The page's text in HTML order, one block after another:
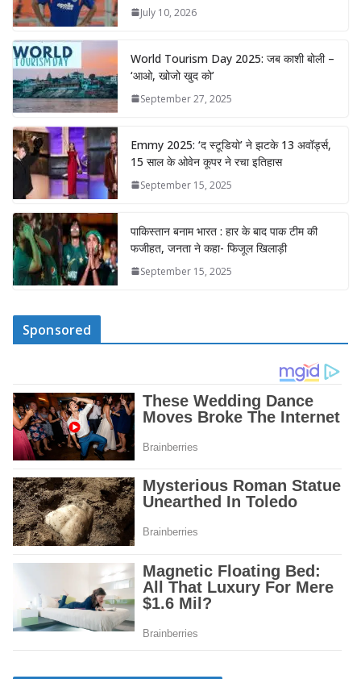
July 10, 2026
World Tourism Day 2025: जब काशी बोली –
‘आओ, खोजो खुद को’
September 27, 2025
Emmy 2025: ‘द स्टूडियो’ ने झटके 13 अवॉर्ड्स,
15 साल के ओवेन कूपर ने रचा इतिहास
September 15, 2025
पाकिस्तान बनाम भारत : हार के बाद पाक टीम की
फजीहत, जनता ने कहा- फिजूल खिलाड़ी
September 15, 2025
Sponsored